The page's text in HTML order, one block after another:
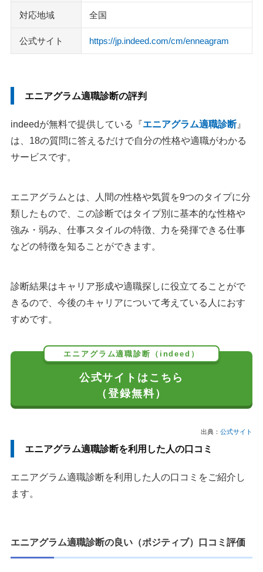
対応地域 全国
公式サイト https://jp.indeed.com/cm/enneagram
エニアグラム適職診断の評判
indeedが無料で提供している『エニアグラム適職診断』
は、18の質問に答えるだけで自分の性格や適職がわかる
サービスです。
エニアグラムとは、人間の性格や気質を9つのタイプに分
類したもので、この診断ではタイプ別に基本的な性格や
強み・弱み、仕事スタイルの特徴、力を発揮できる仕事
などの特徴を知ることができます。
診断結果はキャリア形成や適職探しに役立てることがで
きるので、今後のキャリアについて考えている人におす
すめです。
エニアグラム適職診断（indeed）
公式サイトはこちら
（登録無料）
出典： 公式サイト
エニアグラム適職診断を利用した人の口コミ
エニアグラム適職診断を利用した人の口コミをご紹介し
ます。
エニアグラム適職診断の良い（ポジティブ）口コミ評価